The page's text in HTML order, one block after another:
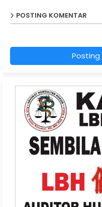
POSTING KOMENTAR